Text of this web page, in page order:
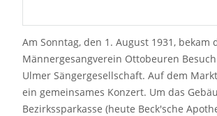
Am Sonntag, den 1. August 1931, bekam
Männergesangverein Ottobeuren
Ulmer Sängergesellschaft. Auf dem
ein gemeinsames Konzert. Um das
Bezirkssparkasse (heute Beck'sche